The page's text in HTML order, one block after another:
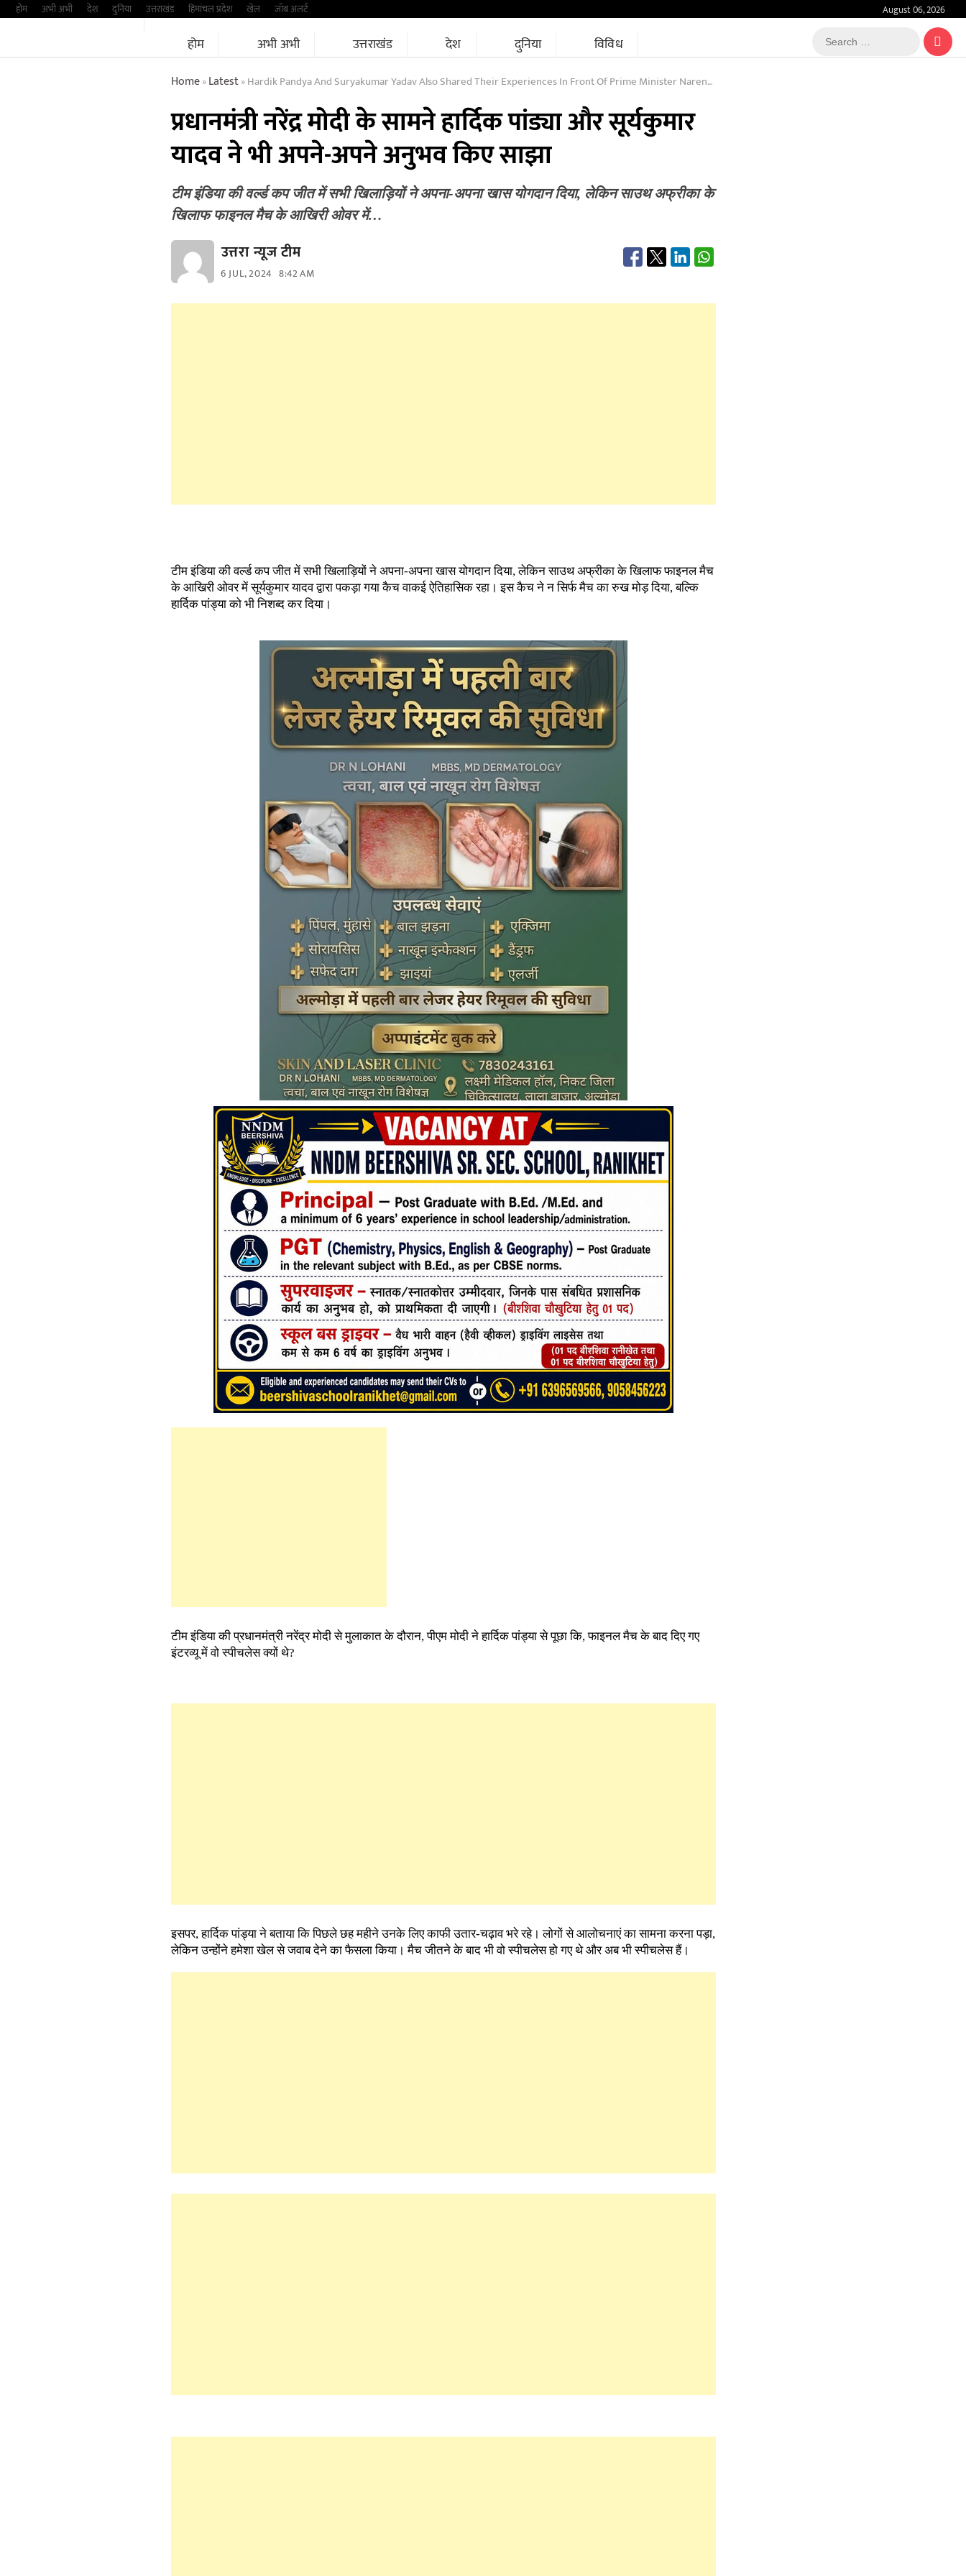
Skipहोम अभी अभी देश दुनिया उत्तराखंड हिमांचल प्रदेश खेल जॉब अलर्ट August 06, 2026
होम अभी अभी उत्तराखंड देश दुनिया विविध
Search
…
Home»Latest»Hardik Pandya And Suryakumar Yadav Also Shared Their Experiences In Front Of Prime Minister Narendra Modi
प्रधानमंत्री नरेंद्र मोदी के सामने हार्दिक पांड्या और सूर्यकुमार
यादव ने भी अपने-अपने अनुभव किए साझा
टीम इंडिया की वर्ल्ड कप जीत में सभी खिलाड़ियों ने अपना-अपना खास योगदान दिया, लेकिन साउथ अफ्रीका के
खिलाफ फाइनल मैच के आखिरी ओवर में…
उत्तरा न्यूज टीम
6 JUL, 2024 8:42 AM
टीम इंडिया की वर्ल्ड कप जीत में सभी खिलाड़ियों ने अपना-अपना खास योगदान दिया, लेकिन साउथ अफ्रीका के खिलाफ फाइनल मैच
के आखिरी ओवर में सूर्यकुमार यादव द्वारा पकड़ा गया कैच वाकई ऐतिहासिक रहा। इस कैच ने न सिर्फ मैच का रुख मोड़ दिया, बल्कि
हार्दिक पांड्या को भी निशब्द कर दिया।
टीम इंडिया की प्रधानमंत्री नरेंद्र मोदी से मुलाकात के दौरान, पीएम मोदी ने हार्दिक पांड्या से पूछा कि, फाइनल मैच के बाद दिए गए
इंटरव्यू में वो स्पीचलेस क्यों थे?
इसपर, हार्दिक पांड्या ने बताया कि पिछले छह महीने उनके लिए काफी उतार-चढ़ाव भरे रहे। लोगों से आलोचनाएं का सामना करना पड़ा,
लेकिन उन्होंने हमेशा खेल से जवाब देने का फैसला किया। मैच जीतने के बाद भी वो स्पीचलेस हो गए थे और अब भी स्पीचलेस हैं।